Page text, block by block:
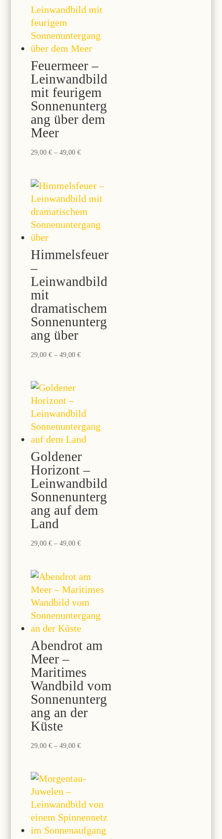
Feuermeer –
Leinwandbild
mit feurigem
Sonnenunterg
ang über dem
Meer
29,00€ –49,00€Preisspanne:
49,00 €
Himmelsfeuer
–
Leinwandbild
mit
dramatischem
Sonnenunterg
ang über
29,00€ –49,00€Preisspanne:
Goldener
Horizont –
Leinwandbild
Sonnenunterg
ang auf dem
Land
29,00€ –49,00€Preisspanne:
49,00 €
Abendrot am
Meer –
Maritimes
Wandbild vom
Sonnenunterg
ang an der
Küste
29,00€ –49,00€Preisspanne:
49,00 €